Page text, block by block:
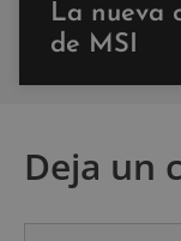
La nueva
de MSI
Deja un